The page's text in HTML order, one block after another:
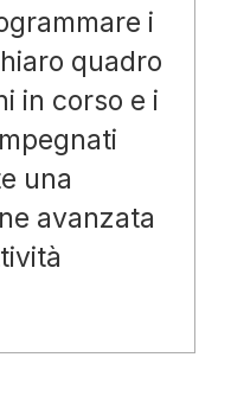
i
quadro
in corso e i
una
avanzata